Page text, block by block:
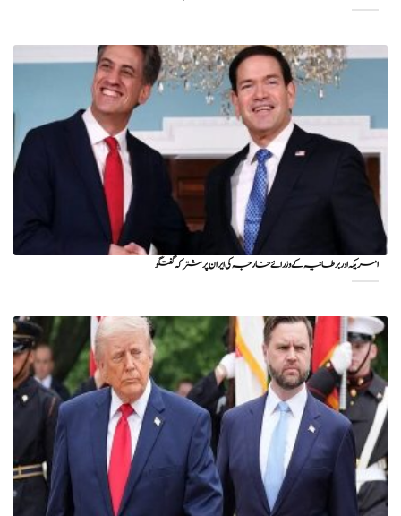
امریکہ اور برطانیہ کے وزرائے خارجہ کی ایران پر مشترکہ گفتگو